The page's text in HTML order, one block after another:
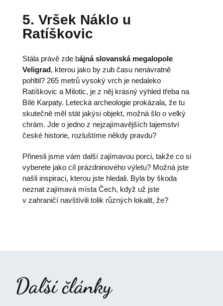
5. Vršek Náklo u
Ratíškovic
Stála právě zde bájná slovanská megalopole
Veligrad, kterou jako by zub času nenávratně
pohltil? 265 metrů vysoký vrch je nedaleko
Ratíškovic a Milotic, je z něj krásný výhled třeba na
Bílé Karpaty. Letecká archeologie prokázala, že tu
skutečně měl stát jakýsi objekt, možná šlo o velký
chrám. Jde o jedno z nejzajímavějších tajemství
české historie, rozluštíme někdy pravdu?
Přinesli jsme vám další zajímavou porci, takže co si
vyberete jako cíl prázdninového výletu? Možná jste
našli inspiraci, kterou jste hledali. Byla by škoda
neznat zajímavá místa Čech, když už jste
v zahraničí navštívili tolik různých lokalit, že?
Další články